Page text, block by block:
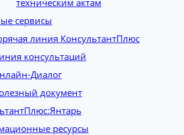
сервисы
линия КонсультантПлюс
консультаций
Диалог
документ
ресурсы